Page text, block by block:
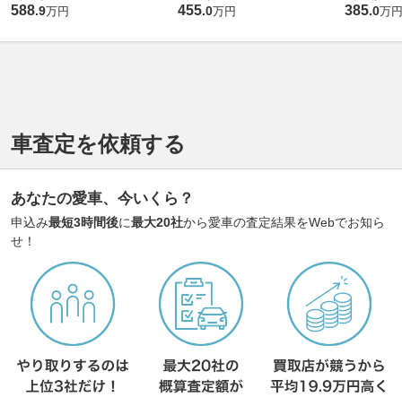
588.9万円 455.0万円 385.0万円
車査定を依頼する
あなたの愛車、今いくら？
申込み最短3時間後に最大20社から愛車の査定結果をWebでお知ら
せ！